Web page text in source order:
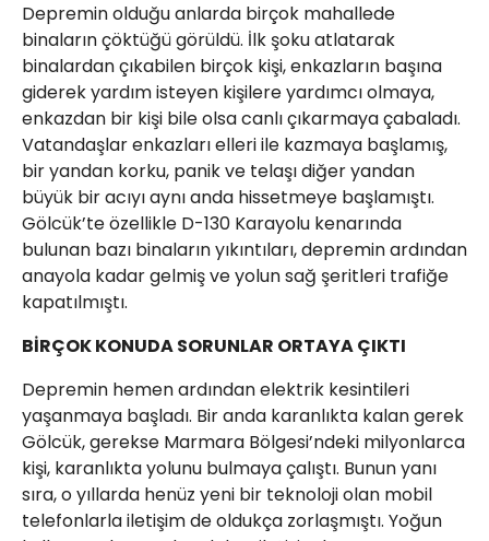
Depremin olduğu anlarda birçok mahallede
binaların çöktüğü görüldü. İlk şoku atlatarak
binalardan çıkabilen birçok kişi, enkazların başına
giderek yardım isteyen kişilere yardımcı olmaya,
enkazdan bir kişi bile olsa canlı çıkarmaya çabaladı.
Vatandaşlar enkazları elleri ile kazmaya başlamış,
bir yandan korku, panik ve telaşı diğer yandan
büyük bir acıyı aynı anda hissetmeye başlamıştı.
Gölcük’te özellikle D-130 Karayolu kenarında
bulunan bazı binaların yıkıntıları, depremin ardından
anayola kadar gelmiş ve yolun sağ şeritleri trafiğe
kapatılmıştı.
BİRÇOK KONUDA SORUNLAR ORTAYA ÇIKTI
Depremin hemen ardından elektrik kesintileri
yaşanmaya başladı. Bir anda karanlıkta kalan gerek
Gölcük, gerekse Marmara Bölgesi’ndeki milyonlarca
kişi, karanlıkta yolunu bulmaya çalıştı. Bunun yanı
sıra, o yıllarda henüz yeni bir teknoloji olan mobil
telefonlarla iletişim de oldukça zorlaşmıştı. Yoğun